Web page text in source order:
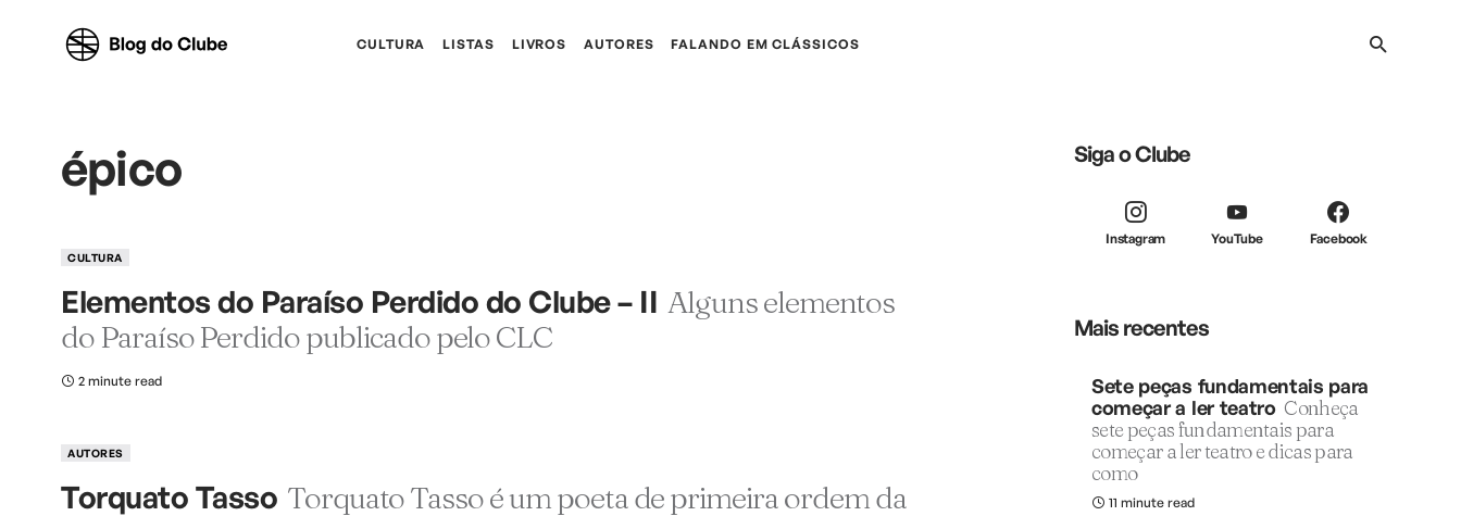
CULTURA LISTAS LIVROS AUTORES FALANDO EM CLÁSSICOS
épico
CULTURA
Elementos do Paraíso Perdido do Clube – II Alguns elementos
do Paraíso Perdido publicado pelo CLC
2 minute read
AUTORES
Torquato Tasso Torquato Tasso é um poeta de primeira ordem da
Siga o Clube
Instagram YouTube Facebook
Mais recentes
Sete peças fundamentais para
começar a ler teatro Conheça
sete peças fundamentais para
começar a ler teatro e dicas para
como
11 minute read